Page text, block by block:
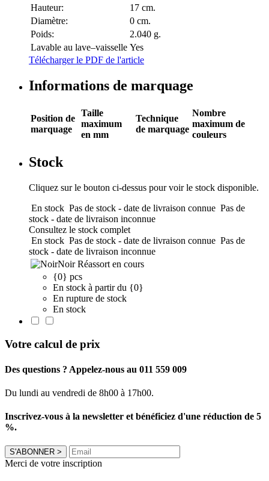
Hauteur:
17 cm.
Diamètre:
0 cm.
Poids:
2.040 g.
Lavable au lave–vaisselle Yes
Télécharger le PDF de l'article
Informations de marquage
Position de
marquage
Taille
maximum
en mm
Technique
de marquage
Nombre
maximum de
couleurs
Stock
Cliquez sur le bouton ci-dessus pour voir le stock disponible.
En stock Pas de stock - date de livraison connue Pas de
stock - date de livraison inconnue
Consultez le stock complet
En stock Pas de stock - date de livraison connue Pas de
stock - date de livraison inconnue
Noir Réassort en cours
{0} pcs
En stock à partir du {0}
En rupture de stock
En stock
Votre calcul de prix
Des questions ? Appelez-nous au 011 559 009
Du lundi au vendredi de 8h00 à 17h00.
Inscrivez-vous à la newsletter et bénéficiez d'une réduction de 5
%.
S'ABONNER >
Merci de votre inscription